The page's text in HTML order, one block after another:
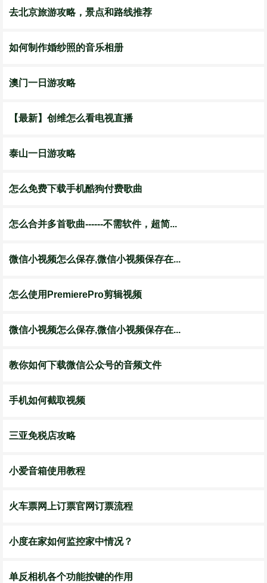
去北京旅游攻略，景点和路线推荐
如何制作婚纱照的音乐相册
澳门一日游攻略
【最新】创维怎么看电视直播
泰山一日游攻略
怎么免费下载手机酷狗付费歌曲
怎么合并多首歌曲------不需软件，超简...
微信小视频怎么保存,微信小视频保存在...
怎么使用PremierePro剪辑视频
微信小视频怎么保存,微信小视频保存在...
教你如何下载微信公众号的音频文件
手机如何截取视频
三亚免税店攻略
小爱音箱使用教程
火车票网上订票官网订票流程
小度在家如何监控家中情况？
单反相机各个功能按键的作用